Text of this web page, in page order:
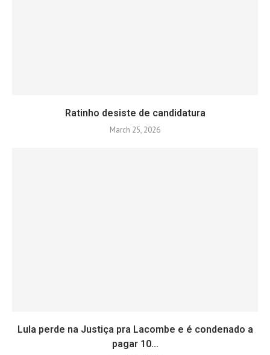
Ratinho desiste de candidatura
March 25, 2026
Lula perde na Justiça pra Lacombe e é condenado a
pagar 10...